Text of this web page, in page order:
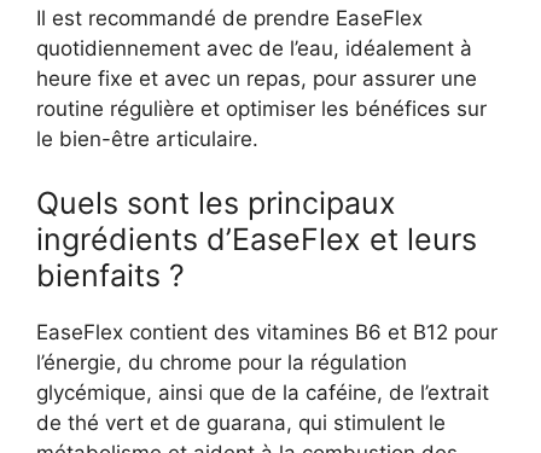
Il est recommandé de prendre EaseFlex
quotidiennement avec de l’eau, idéalement à
heure fixe et avec un repas, pour assurer une
routine régulière et optimiser les bénéfices sur
le bien-être articulaire.
Quels sont les principaux
ingrédients d’EaseFlex et leurs
bienfaits ?
EaseFlex contient des vitamines B6 et B12 pour
l’énergie, du chrome pour la régulation
glycémique, ainsi que de la caféine, de l’extrait
de thé vert et de guarana, qui stimulent le